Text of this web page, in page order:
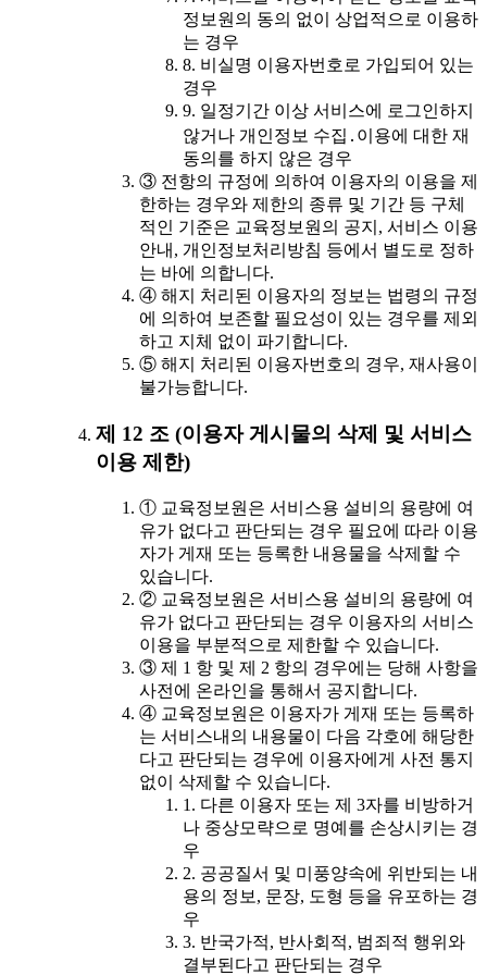
정보원의 동의 없이 상업적으로 이용하
는 경우
8. 비실명 이용자번호로 가입되어 있는
경우
9. 일정기간 이상 서비스에 로그인하지
않거나 개인정보 수집․이용에 대한 재
동의를 하지 않은 경우
③ 전항의 규정에 의하여 이용자의 이용을 제
한하는 경우와 제한의 종류 및 기간 등 구체
적인 기준은 교육정보원의 공지, 서비스 이용
안내, 개인정보처리방침 등에서 별도로 정하
는 바에 의합니다.
④ 해지 처리된 이용자의 정보는 법령의 규정
에 의하여 보존할 필요성이 있는 경우를 제외
하고 지체 없이 파기합니다.
⑤ 해지 처리된 이용자번호의 경우, 재사용이
불가능합니다.
제 12 조 (이용자 게시물의 삭제 및 서비스
이용 제한)
① 교육정보원은 서비스용 설비의 용량에 여
유가 없다고 판단되는 경우 필요에 따라 이용
자가 게재 또는 등록한 내용물을 삭제할 수
있습니다.
② 교육정보원은 서비스용 설비의 용량에 여
유가 없다고 판단되는 경우 이용자의 서비스
이용을 부분적으로 제한할 수 있습니다.
③ 제 1 항 및 제 2 항의 경우에는 당해 사항을
사전에 온라인을 통해서 공지합니다.
④ 교육정보원은 이용자가 게재 또는 등록하
는 서비스내의 내용물이 다음 각호에 해당한
다고 판단되는 경우에 이용자에게 사전 통지
없이 삭제할 수 있습니다.
1. 다른 이용자 또는 제 3자를 비방하거
나 중상모략으로 명예를 손상시키는 경
우
2. 공공질서 및 미풍양속에 위반되는 내
용의 정보, 문장, 도형 등을 유포하는 경
우
3. 반국가적, 반사회적, 범죄적 행위와
결부된다고 판단되는 경우